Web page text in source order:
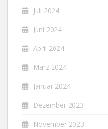
Juli 2024
Juni 2024
April 2024
März 2024
Januar 2024
Dezember 2023
November 2023